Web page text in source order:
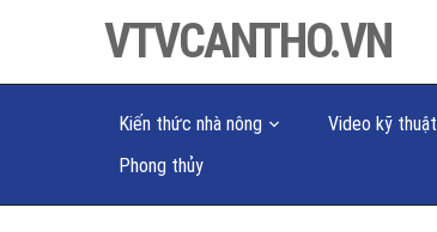
VTVCANTHO.VN
Kiến thức nhà nông Video kỹ thuật
Phong thủy